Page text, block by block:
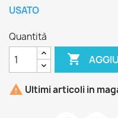
USATO
Quantità

 Ultimi articoli in